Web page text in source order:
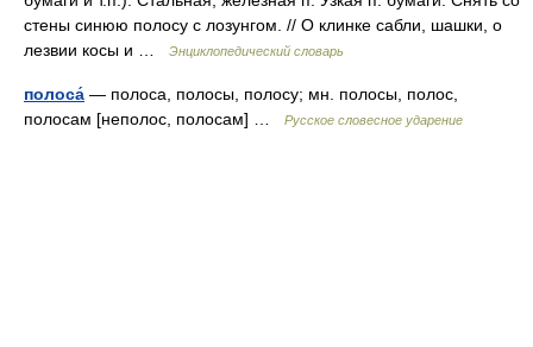
стены синюю полосу с лозунгом. // О клинке сабли, шашки, о
лезвии косы и …
Энциклопедический словарь
полоса́ — полоса, полосы, полосу; мн. полосы, полос,
полосам [неполос, полосам] …
Русское словесное ударение